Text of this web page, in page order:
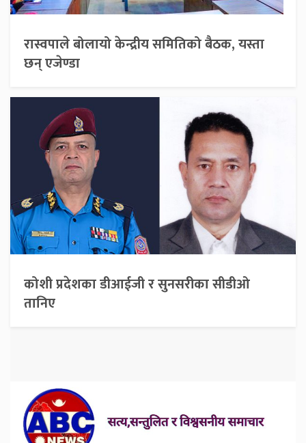
रास्वपाले बोलायो केन्द्रीय समितिको बैठक, यस्ता
छन् एजेण्डा
कोशी प्रदेशका डीआईजी र सुनसरीका सीडीओ
तानिए